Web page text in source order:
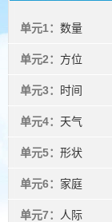
单元1： 数量
单元2： 方位
单元3： 时间
单元4： 天气
单元5： 形状
单元6： 家庭
单元7： 人际